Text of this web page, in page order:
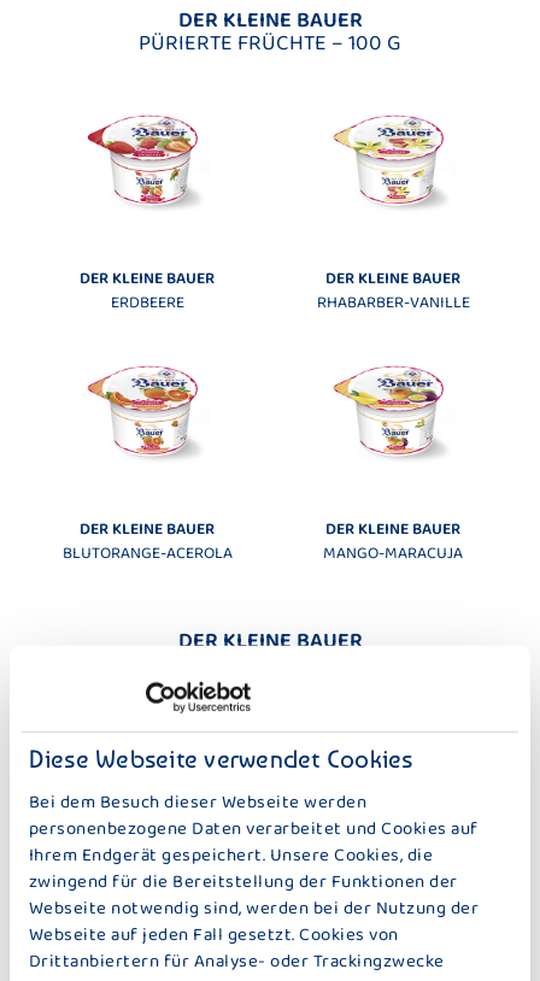
Diese Webseite verwendet Cookies
Bei dem Besuch dieser Webseite werden
personenbezogene Daten verarbeitet und Cookies auf
Ihrem Endgerät gespeichert. Unsere Cookies, die
zwingend für die Bereitstellung der Funktionen der
Webseite notwendig sind, werden bei der Nutzung der
Webseite auf jeden Fall gesetzt. Cookies von
Drittanbiertern für Analyse- oder Trackingzwecke
DER KLEINE BAUER
PÜRIERTE FRÜCHTE – 100 G
DER KLEINE BAUER
ERDBEERE
DER KLEINE BAUER
RHABARBER-VANILLE
DER KLEINE BAUER
BLUTORANGE-ACEROLA
DER KLEINE BAUER
MANGO-MARACUJA
DER KLEINE BAUER
DER KLEINE BAUER
ERDBEERE
DER KLEINE BAUER
APRIKOSE